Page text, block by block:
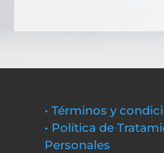
• Términos y
• Política de
Personales